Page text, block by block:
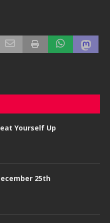
Yourself Up
25th